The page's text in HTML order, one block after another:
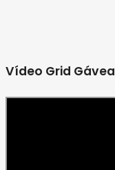
Vídeo Grid Gávea